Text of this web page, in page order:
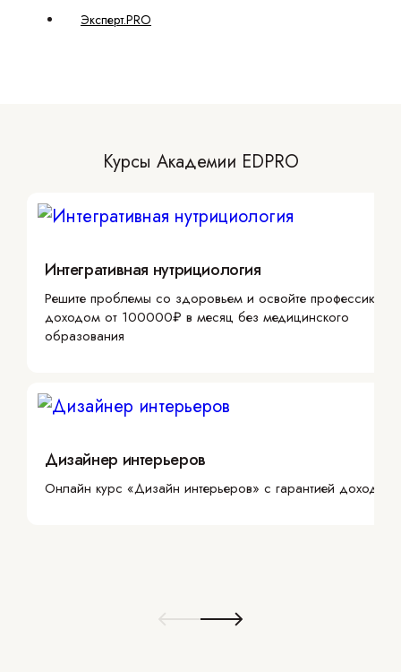
Эксперт.PRO
Курсы Академии EDPRO
Интегративная нутрициология
Решите проблемы со здоровьем и освойте профессию с
доходом от 100000₽ в месяц без медицинского
образования
Дизайнер интерьеров
Онлайн курс «Дизайн интерьеров» с гарантией дохода